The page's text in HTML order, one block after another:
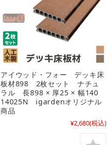
アイウッド・フォー デッキ床
板材898 2枚セット ナチュ
ラル 長898 × 厚25 × 幅140
14025N igardenオリジナル
商品
¥2,680(税込)